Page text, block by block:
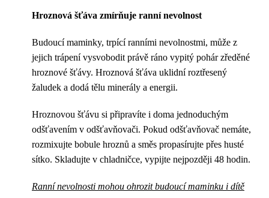
Hroznová šťáva zmírňuje ranní nevolnost
Budoucí maminky, trpící ranními nevolnostmi, může z
jejich trápení vysvobodit právě ráno vypitý pohár zředěné
hroznové šťávy. Hroznová šťáva uklidní roztřesený
žaludek a dodá tělu minerály a energii.
Hroznovou šťávu si připravíte i doma jednoduchým
odšťavením v odšťavňovači. Pokud odšťavňovač nemáte,
rozmixujte bobule hroznů a směs propasírujte přes husté
sítko. Skladujte v chladničce, vypijte nejpozději 48 hodin.
Ranní nevolnosti mohou ohrozit budoucí maminku i dítě